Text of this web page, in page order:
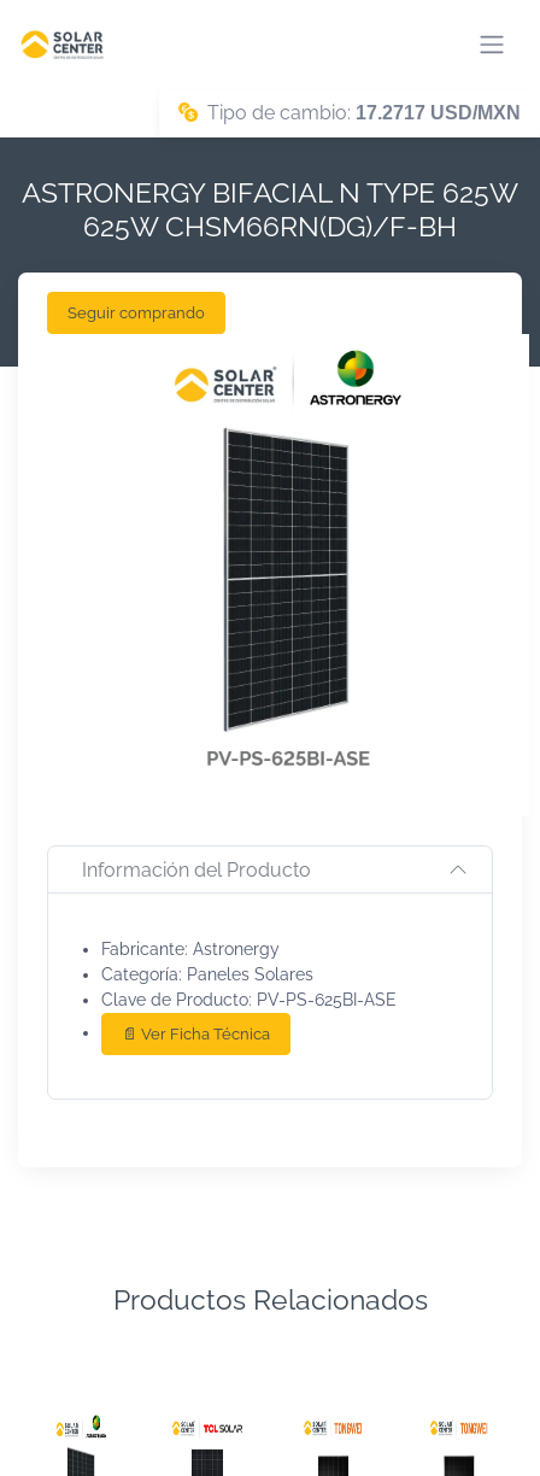
Tipo de cambio: 17.2717 USD/MXN
ASTRONERGY BIFACIAL N TYPE 625W
625W CHSM66RN(DG)/F-BH
Seguir comprando
Información del Producto
Fabricante: Astronergy
Categoría: Paneles Solares
Clave de Producto: PV-PS-625BI-ASE
📄 Ver Ficha Técnica
Productos Relacionados